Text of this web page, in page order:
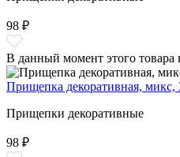
98 ₽
В данный момент этого товара
Прищепка декоративная,
Прищепки декоративные
98 ₽